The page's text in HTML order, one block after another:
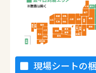
現場シートの